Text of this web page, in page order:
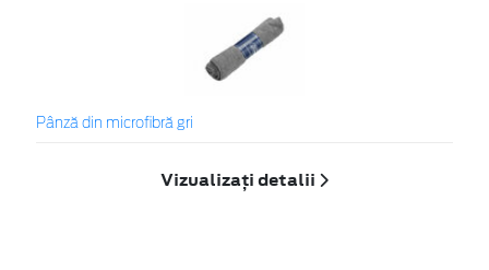
Pânză din microfibră gri
Vizualizați detalii